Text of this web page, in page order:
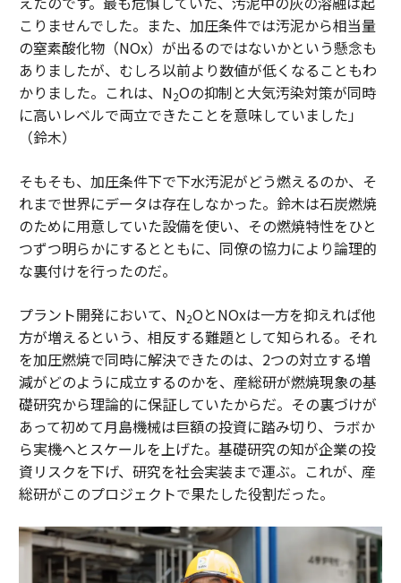
こりませんでした。また、加圧条件では汚泥から相当量
の窒素酸化物（NOx）が出るのではないかという懸念も
ありましたが、むしろ以前より数値が低くなることもわ
かりました。これは、N2Oの抑制と大気汚染対策が同時
に高いレベルで両立できたことを意味していました」
（鈴木）
そもそも、加圧条件下で下水汚泥がどう燃えるのか、そ
れまで世界にデータは存在しなかった。鈴木は石炭燃焼
のために用意していた設備を使い、その燃焼特性をひと
つずつ明らかにするとともに、同僚の協力により論理的
な裏付けを行ったのだ。
プラント開発において、N2OとNOxは一方を抑えれば他
方が増えるという、相反する難題として知られる。それ
を加圧燃焼で同時に解決できたのは、2つの対立する増
減がどのように成立するのかを、産総研が燃焼現象の基
礎研究から理論的に保証していたからだ。その裏づけが
あって初めて月島機械は巨額の投資に踏み切り、ラボか
ら実機へとスケールを上げた。基礎研究の知が企業の投
資リスクを下げ、研究を社会実装まで運ぶ。これが、産
総研がこのプロジェクトで果たした役割だった。